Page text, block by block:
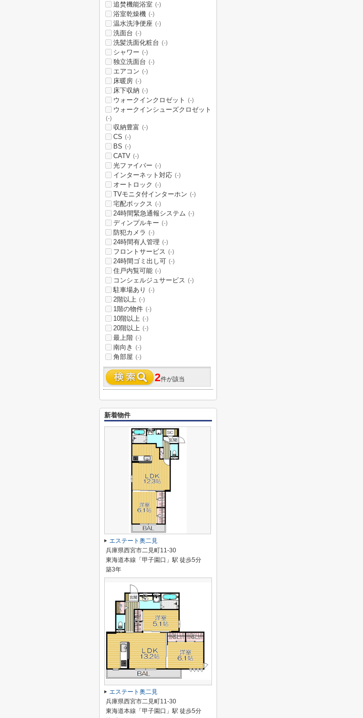
追焚機能浴室 (-)
浴室乾燥機 (-)
温水洗浄便座 (-)
洗面台 (-)
洗髪洗面化粧台 (-)
シャワー (-)
独立洗面台 (-)
エアコン (-)
床暖房 (-)
床下収納 (-)
ウォークインクロゼット (-)
ウォークインシューズクロゼット
(-)
収納豊富 (-)
CS (-)
BS (-)
CATV (-)
光ファイバー (-)
インターネット対応 (-)
オートロック (-)
TVモニタ付インターホン (-)
宅配ボックス (-)
24時間緊急通報システム (-)
ディンプルキー (-)
防犯カメラ (-)
24時間有人管理 (-)
フロントサービス (-)
24時間ゴミ出し可 (-)
住戸内覧可能 (-)
コンシェルジュサービス (-)
駐車場あり (-)
2階以上 (-)
1階の物件 (-)
10階以上 (-)
20階以上 (-)
最上階 (-)
南向き (-)
角部屋 (-)
2件が該当
新着物件
エステート奥二見
兵庫県西宮市二見町11-30
東海道本線「甲子園口」駅 徒歩5分
築3年
エステート奥二見
兵庫県西宮市二見町11-30
東海道本線「甲子園口」駅 徒歩5分